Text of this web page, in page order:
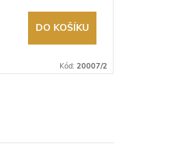
DO KOŠÍKU
Kód: 20007/2